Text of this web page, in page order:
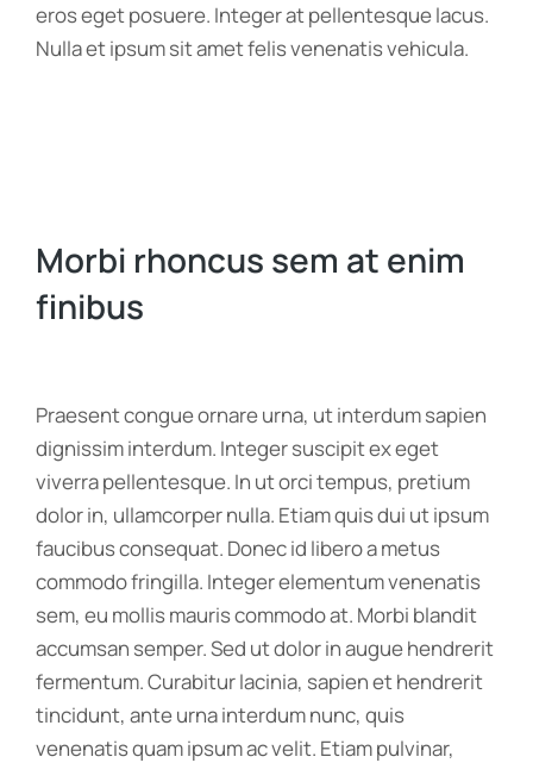
eros eget posuere. Integer at pellentesque lacus.
Nulla et ipsum sit amet felis venenatis vehicula.
Morbi rhoncus sem at enim
finibus
Praesent congue ornare urna, ut interdum sapien
dignissim interdum. Integer suscipit ex eget
viverra pellentesque. In ut orci tempus, pretium
dolor in, ullamcorper nulla. Etiam quis dui ut ipsum
faucibus consequat. Donec id libero a metus
commodo fringilla. Integer elementum venenatis
sem, eu mollis mauris commodo at. Morbi blandit
accumsan semper. Sed ut dolor in augue hendrerit
fermentum. Curabitur lacinia, sapien et hendrerit
tincidunt, ante urna interdum nunc, quis
venenatis quam ipsum ac velit. Etiam pulvinar,